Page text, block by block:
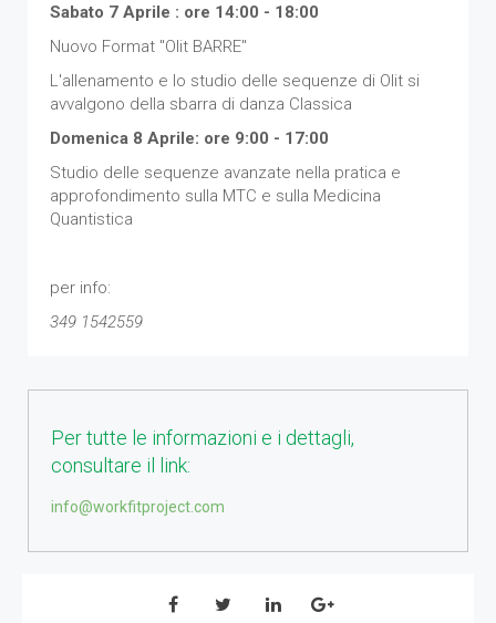
Sabato 7 Aprile : ore 14:00 - 18:00
Nuovo Format "Olit BARRE"
L'allenamento e lo studio delle sequenze di Olit si
avvalgono della sbarra di danza Classica
Domenica 8 Aprile: ore 9:00 - 17:00
Studio delle sequenze avanzate nella pratica e
approfondimento sulla MTC e sulla Medicina
Quantistica
per info:
349 1542559
Per tutte le informazioni e i dettagli,
consultare il link:
info@workfitproject.com